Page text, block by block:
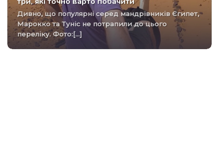
Дивно, що популярні серед мандрівників Єгипет,
Марокко та Туніс не потрапили до цього
переліку. Фото:[...]